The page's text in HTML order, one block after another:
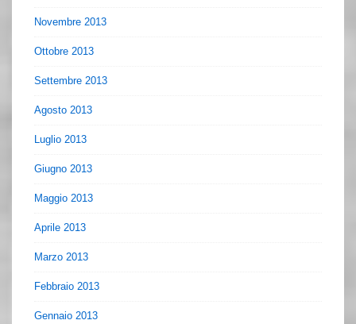
Novembre 2013
Ottobre 2013
Settembre 2013
Agosto 2013
Luglio 2013
Giugno 2013
Maggio 2013
Aprile 2013
Marzo 2013
Febbraio 2013
Gennaio 2013